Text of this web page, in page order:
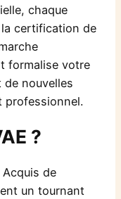
chaque
certification de
formalise votre
de nouvelles
professionnel.
?
Acquis de
un tournant